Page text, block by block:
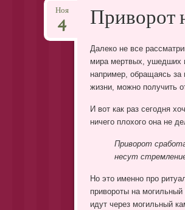
Приворот
Ноя
4
Далеко не все
мира мертвых, ушедших
например, обращаясь
жизни, можно получить
И вот как раз сегодня
ничего плохого она не
Приворот
несут
Но это именно про
привороты на
идут через могильный